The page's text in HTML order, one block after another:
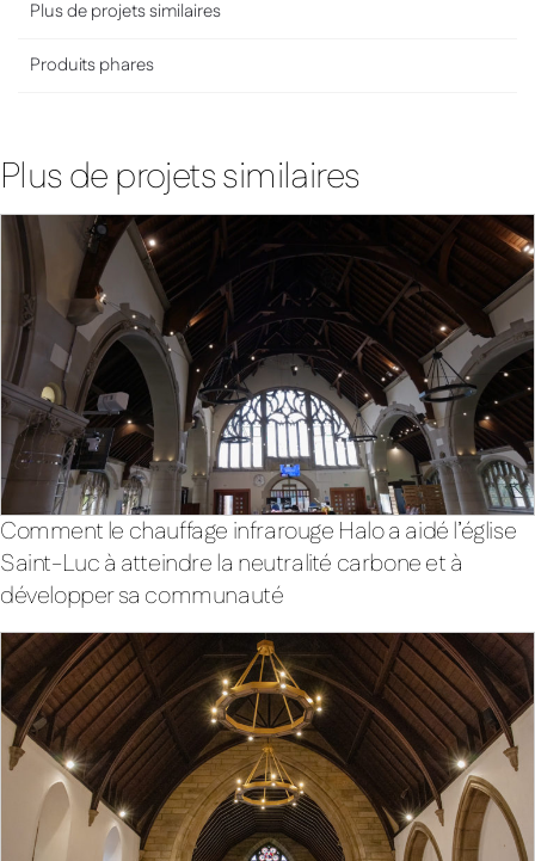
Plus de projets similaires
Produits phares
Plus de projets similaires
Comment le chauffage infrarouge Halo a aidé l’église
Saint-Luc à atteindre la neutralité carbone et à
développer sa communauté